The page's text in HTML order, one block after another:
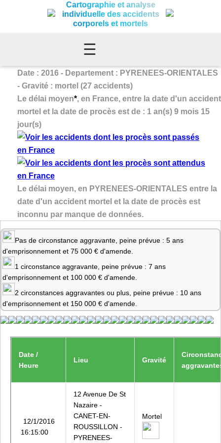
Cartographie et analyse
individuelle des accidents
corporels et mortels
☰
Date : 2016 - Departement : PYRENEES-ORIENTALES
- Gravité : mortel (27 accidents)
Le délai moyen*, en France, entre la date d'un accident
mortel et la date de procès est de : 1 an(s) 9 mois 15
jour(s)
Le délai moyen, en PYRENEES-ORIENTALES entre la
date d'un accident mortel et la date de procès est
inconnu par manque de données.
Pas de circonstance aggravante, peine prévue : 5 ans
d'emprisonnement et 75 000 € d'amende.
1 circonstance aggravante, peine prévue : 7 ans
d'emprisonnement et 100 000 € d'amende.
2 circonstances aggravantes ou plus, peine prévue : 10 ans
d'emprisonnement et 150 000 € d'amende.
Date /
Heure
Lieu Gravité
12/1/2016
16:15:00
12 Avenue De St
Nazaire -
CANET-EN-
ROUSSILLON -
PYRENEES-
Mortel